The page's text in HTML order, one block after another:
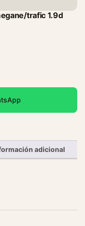
trafic 1.9d
adicional